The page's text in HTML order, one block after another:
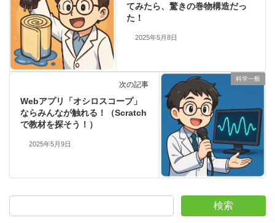
てみたら、驚きの巻物構造だっ
た！
2025年5月8日
科学一般
次の記事
Webアプリ「オシロスコープ」
ならみんなが触れる！（Scratch
で教材を探そう！）
2025年5月9日
検索